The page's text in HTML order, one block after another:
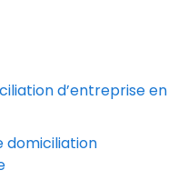
d’entreprise en
domiciliation